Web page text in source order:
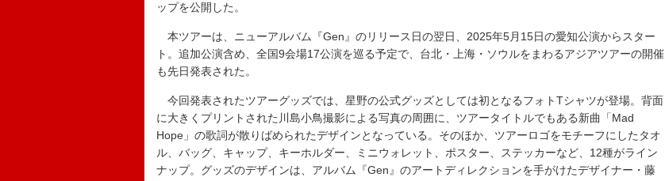
ップを公開した。
本ツアーは、ニューアルバム『Gen』のリリース日の翌日、2025年5月15日の愛知公演からスター
ト。追加公演含め、全国9会場17公演を巡る予定で、台北・上海・ソウルをまわるアジアツアーの開催
も先日発表された。
今回発表されたツアーグッズでは、星野の公式グッズとしては初となるフォトTシャツが登場。背面
に大きくプリントされた川島小鳥撮影による写真の周囲に、ツアータイトルでもある新曲「Mad
Hope」の歌詞が散りばめられたデザインとなっている。そのほか、ツアーロゴをモチーフにしたタオ
ル、バッグ、キャップ、キーホルダー、ミニウォレット、ポスター、ステッカーなど、12種がライン
ナップ。グッズのデザインは、アルバム『Gen』のアートディレクションを手がけたデザイナー・藤